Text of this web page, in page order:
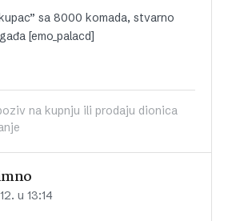
sa 8000 komada, stvarno
[emo_palacd]
na kupnju ili prodaju dionica
u 13:14